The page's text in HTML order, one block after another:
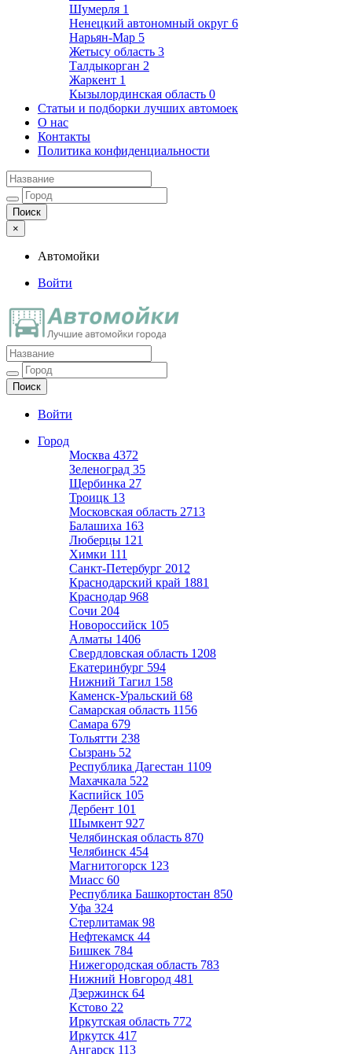
Шумерля 1
Ненецкий автономный округ 6
Нарьян-Мар 5
Жетысу область 3
Талдыкорган 2
Жаркент 1
Кызылординская область 0
Статьи и подборки лучших автомоек
О нас
Контакты
Политика конфиденциальности
×
Автомойки
Войти
Автомойки
Ещё один сайт на WordPress
Войти
Город
Москва 4372
Зеленоград 35
Щербинка 27
Троицк 13
Московская область 2713
Балашиха 163
Люберцы 121
Химки 111
Санкт-Петербург 2012
Краснодарский край 1881
Краснодар 968
Сочи 204
Новороссийск 105
Алматы 1406
Свердловская область 1208
Екатеринбург 594
Нижний Тагил 158
Каменск-Уральский 68
Самарская область 1156
Самара 679
Тольятти 238
Сызрань 52
Республика Дагестан 1109
Махачкала 522
Каспийск 105
Дербент 101
Шымкент 927
Челябинская область 870
Челябинск 454
Магнитогорск 123
Миасс 60
Республика Башкортостан 850
Уфа 324
Стерлитамак 98
Нефтекамск 44
Бишкек 784
Нижегородская область 783
Нижний Новгород 481
Дзержинск 64
Кстово 22
Иркутская область 772
Иркутск 417
Ангарск 113